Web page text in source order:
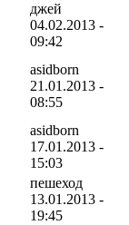
джей
04.02.2013 -
09:42
asidborn
21.01.2013 -
08:55
asidborn
17.01.2013 -
15:03
пешеход
13.01.2013 -
19:45